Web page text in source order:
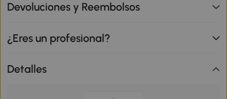
Devoluciones y Reembolsos
¿Eres un profesional?
Detalles